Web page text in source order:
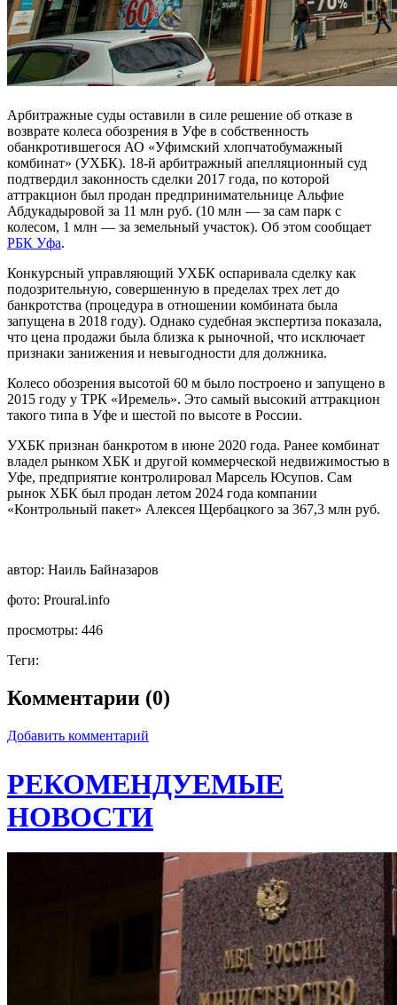
Арбитражные суды оставили в силе решение об отказе в
возврате колеса обозрения в Уфе в собственность
обанкротившегося АО «Уфимский хлопчатобумажный
комбинат» (УХБК). 18-й арбитражный апелляционный суд
подтвердил законность сделки 2017 года, по которой
аттракцион был продан предпринимательнице Альфие
Абдукадыровой за 11 млн руб. (10 млн — за сам парк с
колесом, 1 млн — за земельный участок). Об этом сообщает
РБК Уфа.
Конкурсный управляющий УХБК оспаривала сделку как
подозрительную, совершенную в пределах трех лет до
банкротства (процедура в отношении комбината была
запущена в 2018 году). Однако судебная экспертиза показала,
что цена продажи была близка к рыночной, что исключает
признаки занижения и невыгодности для должника.
Колесо обозрения высотой 60 м было построено и запущено в
2015 году у ТРК «Иремель». Это самый высокий аттракцион
такого типа в Уфе и шестой по высоте в России.
УХБК признан банкротом в июне 2020 года. Ранее комбинат
владел рынком ХБК и другой коммерческой недвижимостью в
Уфе, предприятие контролировал Марсель Юсупов. Сам
рынок ХБК был продан летом 2024 года компании
«Контрольный пакет» Алексея Щербацкого за 367,3 млн руб.
автор: Наиль Байназаров
фото: Proural.info
просмотры: 446
Теги:
Комментарии (0)
Добавить комментарий
РЕКОМЕНДУЕМЫЕ
НОВОСТИ